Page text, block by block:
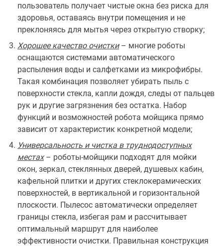
пользователь получает чистые окна без риска для
здоровья, оставаясь внутри помещения и не
преклоняясь для мытья через открытую створку;
Хорошее качество очистки– многие роботы
оснащаются системами автоматического
распыления воды и салфетками из микрофибры.
Такая комбинация позволяет убирать пыль с
поверхности стекла, капли дождя, следы от пальцев
рук и другие загрязнения без остатка. Набор
функций и возможностей робота мойщика прямо
зависит от характеристик конкретной модели;
Универсальность и чистка в труднодоступных
местах– роботы-мойщики подходят для мойки
окон, зеркал, стеклянных дверей, душевых кабин,
кафельной плитки и других стеклокерамических
поверхностей, в вертикальной и горизонтальной
плоскости. Пылесос автоматически определяет
границы стекла, избегая рам и рассчитывает
оптимальный маршрут для наиболее
эффективности очистки. Правильная конструкция